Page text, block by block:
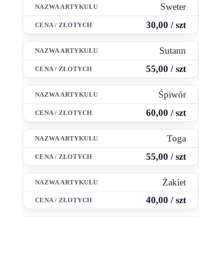
Sweter
30,00 / szt
Sutann
55,00 / szt
Śpiwór
60,00 / szt
Toga
55,00 / szt
Żakiet
40,00 / szt